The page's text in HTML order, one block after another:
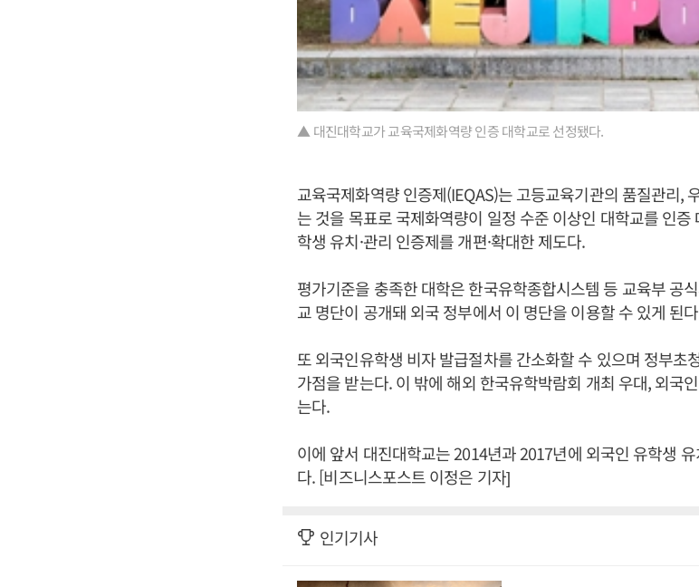
▲ 대진대학교가 교육국제화역량 인증 대학교로 선정됐다.
교육국제화역량 인증제(IEQAS)는 고등교육기관의 품질관리,
는 것을 목표로 국제화역량이 일정 수준 이상인 대학교를 인
학생 유치·관리 인증제를 개편·확대한 제도다.
평가기준을 충족한 대학은 한국유학종합시스템 등 교육부 공
교 명단이 공개돼 외국 정부에서 이 명단을 이용할 수 있게 된
또 외국인유학생 비자 발급절차를 간소화할 수 있으며 정부초
가점을 받는다. 이 밖에 해외 한국유학박람회 개최 우대, 외국
는다.
이에 앞서 대진대학교는 2014년과 2017년에 외국인 유학생
다. [비즈니스포스트 이정은 기자]
인기기사